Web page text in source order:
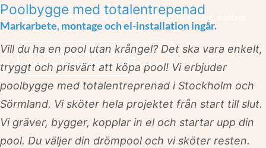
Hos Poolbutiken är det enkelt att få en offert!
Lämna offertförfrågan
Inget strul - Få en badfärdig pool! Vi sköter allt, markarbete, montage
och elinstallation i vårt närområde ingår!
Kontakta oss
Poolbygge med totalentrepenad
Markarbete, montage och el-installation ingår.
Vill du ha en pool utan krångel? Det ska vara enkelt,
tryggt och prisvärt att köpa pool! Vi erbjuder
poolbygge med totalentreprenad i Stockholm och
Sörmland. Vi sköter hela projektet från start till slut.
Vi gräver, bygger, kopplar in el och startar upp din
pool. Du väljer din drömpool och vi sköter resten.